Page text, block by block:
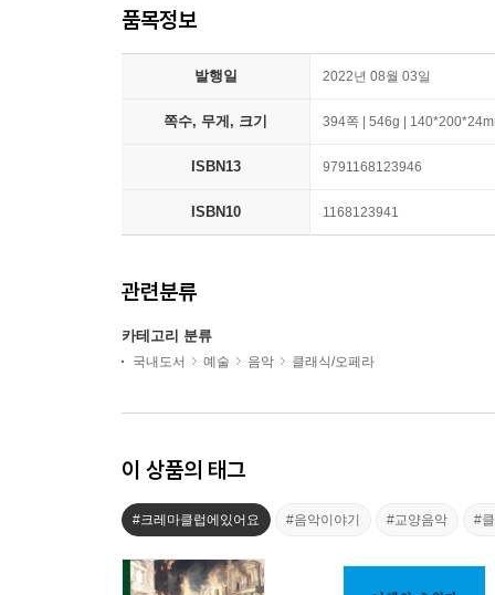
품목정보
발행일 2022년 08월 03일
쪽수, 무게, 크기 394쪽 | 546g |
ISBN13 9791168123946
ISBN10 1168123941
관련분류
카테고리 분류
국내도서 예술 음악 클래식/오페라
이 상품의 태그
#크레마클럽에있어요 #음악이야기 #교양음악 #